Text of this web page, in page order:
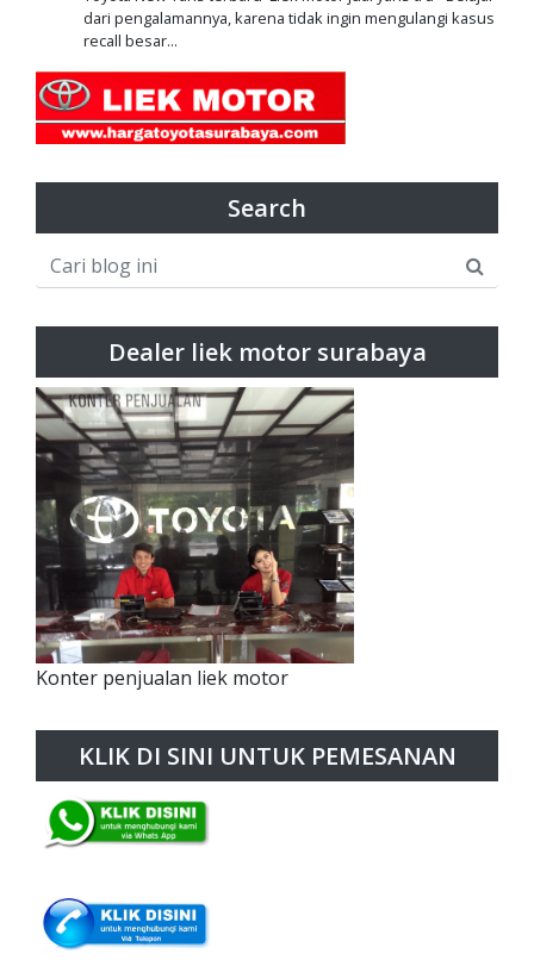
dari pengalamannya, karena tidak ingin mengulangi kasus
recall besar...
Search
Dealer liek motor surabaya
Konter penjualan liek motor
KLIK DI SINI UNTUK PEMESANAN